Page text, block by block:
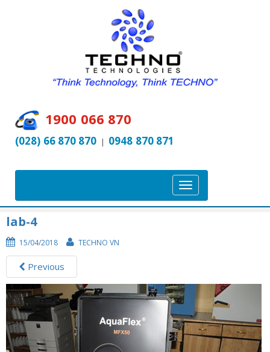
1900 066 870
(028) 66 870 870 | 0948 870 871
T
o
i
g
lab-4
15/04/2018 TECHNO VN
Previous